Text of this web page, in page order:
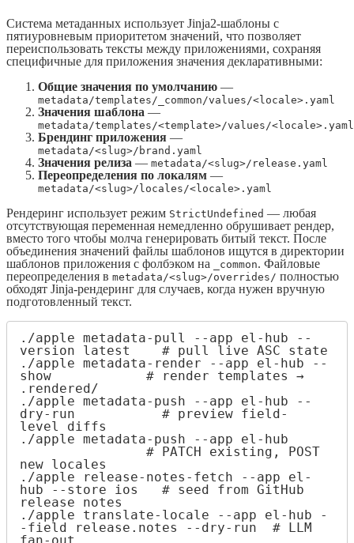
Система метаданных использует Jinja2-шаблоны с
пятиуровневым приоритетом значений, что позволяет
переиспользовать тексты между приложениями, сохраняя
специфичные для приложения значения декларативными:
Общие значения по умолчанию —
metadata/templates/_common/values/<locale>.yaml
Значения шаблона —
metadata/templates/<template>/values/<locale>.yaml
Брендинг приложения —
metadata/<slug>/brand.yaml
Значения релиза — metadata/<slug>/release.yaml
Переопределения по локалям —
metadata/<slug>/locales/<locale>.yaml
Рендеринг использует режим StrictUndefined — любая
отсутствующая переменная немедленно обрушивает рендер,
вместо того чтобы молча генерировать битый текст. После
объединения значений файлы шаблонов ищутся в директории
шаблонов приложения с фолбэком на
_common. Файловые
переопределения в metadata/<slug>/overrides/ полностью
обходят Jinja-рендеринг для случаев, когда нужен вручную
подготовленный текст.
./apple metadata-pull --app el-hub --
version latest    # pull live ASC state
./apple metadata-render --app el-hub --
show            # render templates →
.rendered/
./apple metadata-push --app el-hub --
dry-run           # preview field-
level diffs
./apple metadata-push --app el-hub
                # PATCH existing, POST
new locales
./apple release-notes-fetch --app el-
hub --store ios   # seed from GitHub
release notes
./apple translate-locale --app el-hub -
-field release.notes --dry-run  # LLM
fan-out